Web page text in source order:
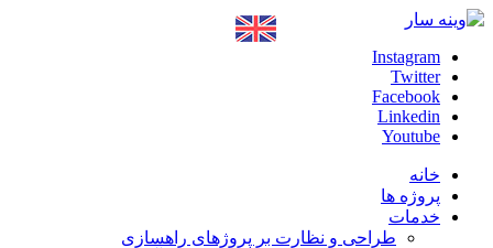
Instagram
Twitter
Facebook
Linkedin
Youtube
خانه
پروژه ها
خدمات
طراحی و نظارت بر پروژهای راهسازی